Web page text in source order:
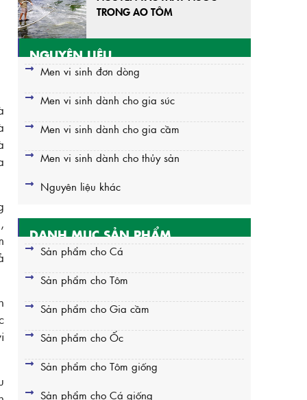
TRONG AO TÔM
NGUYÊN LIỆU
Men vi sinh đơn dòng
Men vi sinh dành cho gia súc
Men vi sinh dành cho gia cầm
Men vi sinh dành cho thủy sản
Nguyên liệu khác
DANH MỤC SẢN PHẨM
Sản phẩm cho Cá
Sản phẩm cho Tôm
Sản phẩm cho Gia cầm
Sản phẩm cho Ốc
Sản phẩm cho Tôm giống
Sản phẩm cho Cá giống